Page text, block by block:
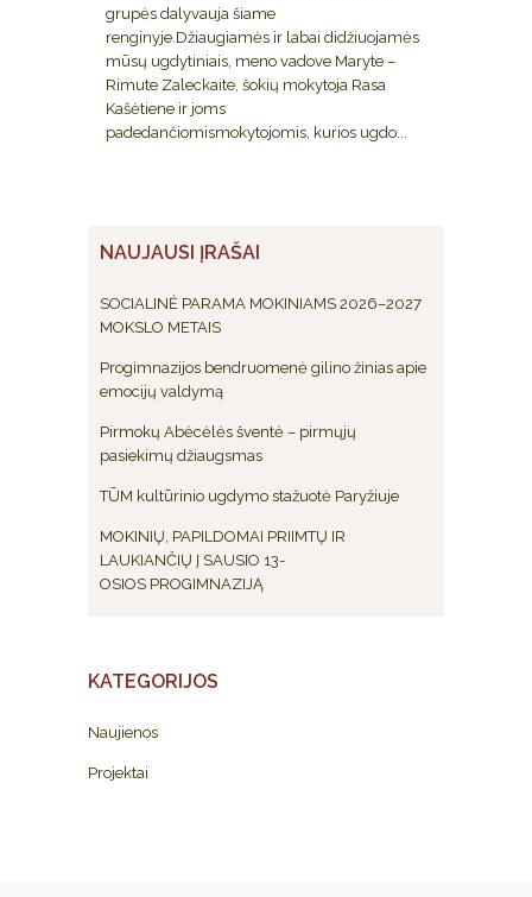
grupės dalyvauja šiame
renginyje.Džiaugiamės ir labai didžiuojamės
mūsų ugdytiniais, meno vadove Maryte –
Rimute Zaleckaite, šokių mokytoja Rasa
Kašėtiene ir joms
padedančiomismokytojomis, kurios ugdo...
NAUJAUSI ĮRAŠAI
SOCIALINĖ PARAMA MOKINIAMS 2026–2027
MOKSLO METAIS
Progimnazijos bendruomenė gilino žinias apie
emocijų valdymą
Pirmokų Abėcėlės šventė – pirmųjų
pasiekimų džiaugsmas
TŪM kultūrinio ugdymo stažuotė Paryžiuje
MOKINIŲ, PAPILDOMAI PRIIMTŲ IR
LAUKIANČIŲ Į SAUSIO 13-
OSIOS PROGIMNAZIJĄ
KATEGORIJOS
Naujienos
Projektai